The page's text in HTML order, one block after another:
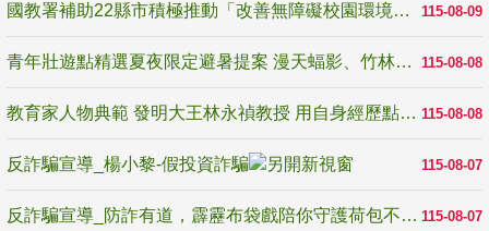
115-08-09
國教署補助22縣市積極推動「改善無障礙校園環境計畫」 打造友善、安全、無礙學習空間
115-08-08
青年壯遊點精選夏夜限定避暑提案 漫天蝠影、竹林尋蛙、茶香夜觀 邀青年暮色出發
115-08-08
教育家人物典範 發明大王林永禎教授 用自身經歷點亮學生的路
115-08-07
反詐騙宣導_楊小黎-假投資詐騙
115-08-07
反詐騙宣導_防詐有道，霹靂布袋戲陪你守護荷包不受騙